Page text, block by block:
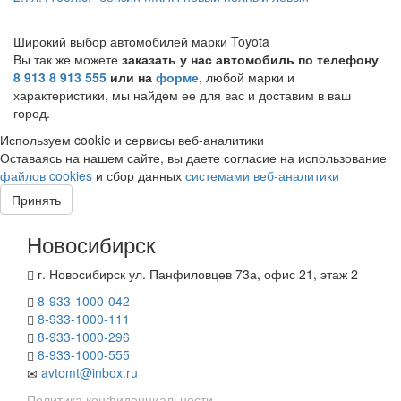
Широкий выбор автомобилей марки Toyota
Вы так же можете заказать у нас автомобиль по телефону
8 913 8 913 555 или на форме, любой марки и
характеристики, мы найдем ее для вас и доставим в ваш
город.
Используем cookie и сервисы веб-аналитики
Оставаясь на нашем сайте, вы даете согласие на использование
файлов cookies и сбор данных системами веб-аналитики
Принять
Новосибирск
г. Новосибирск ул. Панфиловцев 73а, офис 21, этаж 2
8-933-1000-042
8-933-1000-111
8-933-1000-296
8-933-1000-555
avtomt@inbox.ru